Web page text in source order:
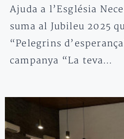
Ajuda a l’Església
suma al Jubileu 2025
“Pelegrins
campanya “La teva…